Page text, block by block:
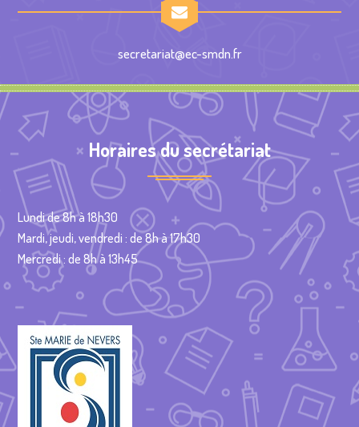
secretariat@ec-smdn.fr
Horaires du secrétariat
Lundi de 8h à 18h30
Mardi, jeudi, vendredi : de 8h à 17h30
Mercredi : de 8h à 13h45